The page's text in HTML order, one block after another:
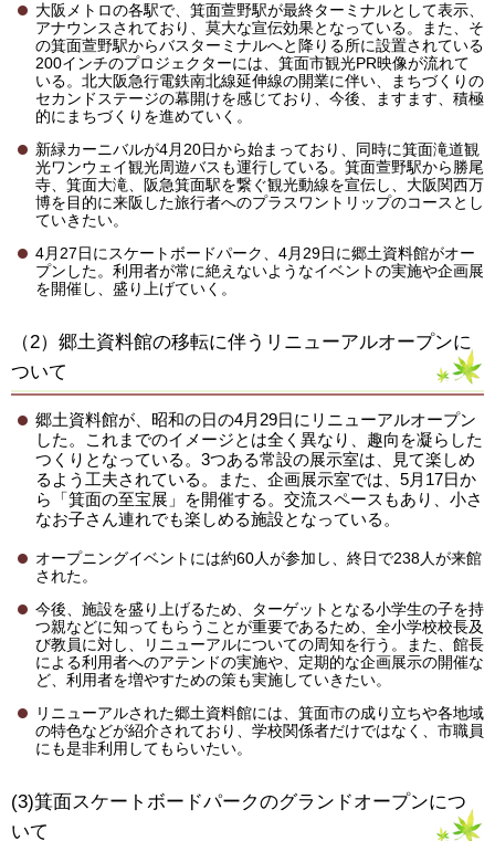
大阪メトロの各駅で、箕面萱野駅が最終ターミナルとして表示、
アナウンスされており、莫大な宣伝効果となっている。また、そ
の箕面萱野駅からバスターミナルへと降りる所に設置されている
200インチのプロジェクターには、箕面市観光PR映像が流れて
いる。北大阪急行電鉄南北線延伸線の開業に伴い、まちづくりの
セカンドステージの幕開けを感じており、今後、ますます、積極
的にまちづくりを進めていく。
新緑カーニバルが4月20日から始まっており、同時に箕面滝道観
光ワンウェイ観光周遊バスも運行している。箕面萱野駅から勝尾
寺、箕面大滝、阪急箕面駅を繋ぐ観光動線を宣伝し、大阪関西万
博を目的に来阪した旅行者へのプラスワントリップのコースとし
ていきたい。
4月27日にスケートボードパーク、4月29日に郷土資料館がオー
プンした。利用者が常に絶えないようなイベントの実施や企画展
を開催し、盛り上げていく。
（2）郷土資料館の移転に伴うリニューアルオープンに
ついて
郷土資料館が、昭和の日の4月29日にリニューアルオープン
した。これまでのイメージとは全く異なり、趣向を凝らした
つくりとなっている。3つある常設の展示室は、見て楽しめ
るよう工夫されている。また、企画展示室では、5月17日か
ら「箕面の至宝展」を開催する。交流スペースもあり、小さ
なお子さん連れでも楽しめる施設となっている。
オープニングイベントには約60人が参加し、終日で238人が来館
された。
今後、施設を盛り上げるため、ターゲットとなる小学生の子を持
つ親などに知ってもらうことが重要であるため、全小学校校長及
び教員に対し、リニューアルについての周知を行う。また、館長
による利用者へのアテンドの実施や、定期的な企画展示の開催な
ど、利用者を増やすための策も実施していきたい。
リニューアルされた郷土資料館には、箕面市の成り立ちや各地域
の特色などが紹介されており、学校関係者だけではなく、市職員
にも是非利用してもらいたい。
(3)箕面スケートボードパークのグランドオープンにつ
いて